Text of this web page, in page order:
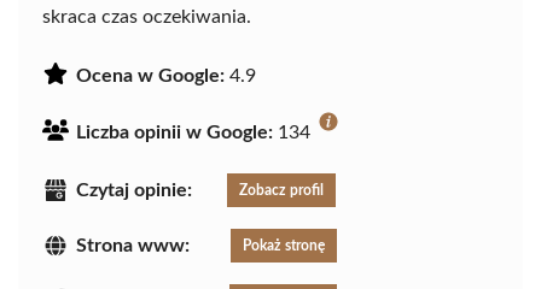
skraca czas oczekiwania.
Ocena w Google: 4.9
Liczba opinii w Google: 134
Czytaj opinie: Zobacz profil
Strona www: Pokaż stronę